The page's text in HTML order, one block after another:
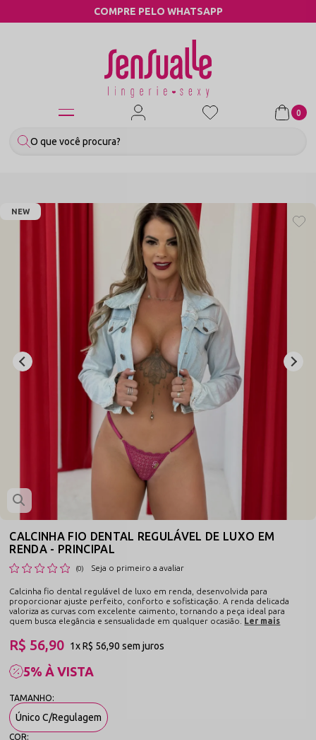
COMPRE PELO WHATSAPP
0
NEW
CALCINHA FIO DENTAL REGULÁVEL DE LUXO EM
RENDA - PRINCIPAL
(0) Seja o primeiro a avaliar
Calcinha fio dental regulável de luxo em renda, desenvolvida para
proporcionar ajuste perfeito, conforto e sofisticação. A renda delicada
valoriza as curvas com excelente caimento, tornando a peça ideal para
quem busca elegância e sensualidade em qualquer ocasião.
Ler mais
5% À VISTA
R$ 56,90 1xR$ 56,90sem juros
Único C/Regulagem